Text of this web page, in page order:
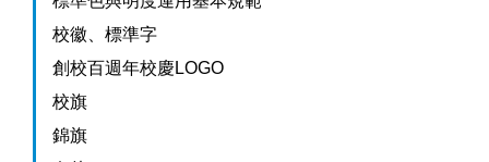
校徽、標準字
創校百週年校慶LOGO
校旗
錦旗